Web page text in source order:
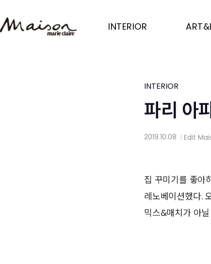
to
main
INTERIOR
INTERIOR
파리 아
2019.10.08 Edit
집 꾸미기를 좋아
레노베이션했다.
믹스&매치가 아